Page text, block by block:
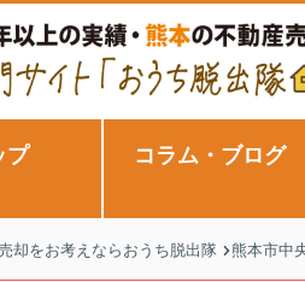
プ コラム・ブログ
却をお考えならおうち脱出隊 熊本市中